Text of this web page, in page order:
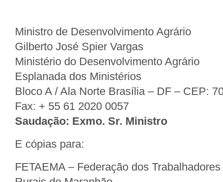
Ministro de Desenvolvimento Agrário
Gilberto José Spier Vargas
Ministério do Desenvolvimento Agrário
Esplanada dos Ministérios
Bloco A / Ala Norte Brasília – DF – CEP:
Fax: + 55 61 2020 0057
Saudação: Exmo. Sr. Ministro
E cópias para:
FETAEMA – Federação dos